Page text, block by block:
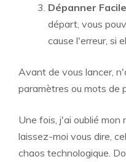
Dépanner
départ, vous
cause l'erreur, si
Avant de vous lancer,
paramètres ou mots de
Une fois, j'ai oublié
laissez-moi vous dire,
chaos technologique.